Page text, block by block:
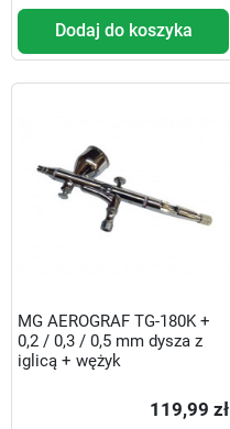
Dodaj do koszyka
MG AEROGRAF TG-180K +
0,2 / 0,3 / 0,5 mm dysza z
iglicą + wężyk
119,99 zł